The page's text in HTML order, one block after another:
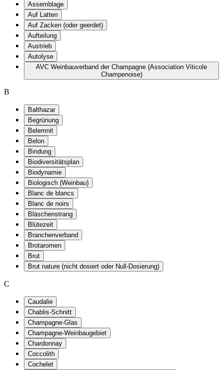
Assemblage
Auf Latten
Auf Zacken (oder geerdet)
Aufteilung
Austrieb
Autolyse
AVC Weinbauverband der Champagne (Association Viticole
Champenoise)
B
Balthazar
Begrünung
Belemnit
Belon
Bindung
Biodiversitätsplan
Biodynamie
Biologisch (Weinbau)
Blanc de blancs
Blanc de noirs
Bläschenstrang
Blütezeit
Branchenverband
Brotaromen
Brut
Brut nature (nicht dosiert oder Null-Dosierung)
C
Caudalie
Chablis-Schnitt
Champagne-Glas
Champagne-Weinbaugebiet
Chardonnay
Coccolith
Cochelet